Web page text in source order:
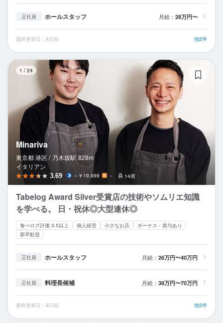
正社員 ホールスタッフ 月給： 28万円〜
最終更新日：8日前 他2件
1 / 24
Minariva
東京都 港区 / 乃木坂駅 828m
イタリアン
3.69 ～￥19,999 － 14席
Tabelog Award Silver受賞店の技術やソムリエ知識
を学べる。 日・祝休◎大型連休◎
食べログ評価 3.5以上 個人経営 小さなお店
ボーナス・賞与あり
新卒歓迎
正社員 ホールスタッフ 月給： 26万円〜40万円
正社員 料理長候補 月給： 38万円〜70万円
最終更新日：8日前 他2件